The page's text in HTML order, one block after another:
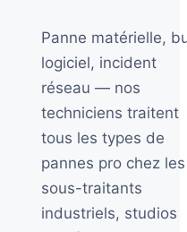
Panne matérielle,
logiciel, incident
réseau — nos
techniciens traitent
tous les types de
pannes pro chez les
sous-traitants
industriels, studios